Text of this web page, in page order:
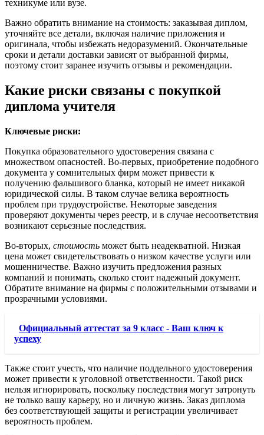
техникуме или вузе.
Важно обратить внимание на стоимость: заказывая диплом,
уточняйте все детали, включая наличие приложения и
оригинала, чтобы избежать недоразумений. Окончательные
сроки и детали доставки зависят от выбранной фирмы,
поэтому стоит заранее изучить отзывы и рекомендации.
Какие риски связаны с покупкой
диплома учителя
Ключевые риски:
Покупка образовательного удостоверения связана с
множеством опасностей. Во-первых, приобретение подобного
документа у сомнительных фирм может привести к
получению фальшивого бланка, который не имеет никакой
юридической силы. В таком случае велика вероятность
проблем при трудоустройстве. Некоторые заведения
проверяют документы через реестр, и в случае несоответствия
возникают серьезные последствия.
Во-вторых, стоимость может быть неадекватной. Низкая
цена может свидетельствовать о низком качестве услуги или
мошенничестве. Важно изучить предложения разных
компаний и понимать, сколько стоит надежный документ.
Обратите внимание на фирмы с положительными отзывами и
прозрачными условиями.
Официальный аттестат за 9 класс - Ваш ключ к
успеху
Также стоит учесть, что наличие поддельного удостоверения
может привести к уголовной ответственности. Такой риск
нельзя игнорировать, поскольку последствия могут затронуть
не только вашу карьеру, но и личную жизнь. Заказ диплома
без соответствующей защиты и регистрации увеличивает
вероятность проблем.